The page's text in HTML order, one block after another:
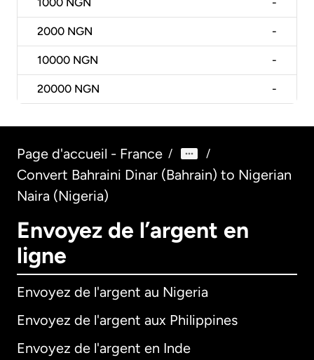
1000 NGN -
2000 NGN -
10000 NGN -
20000 NGN -
Page d'accueil - France / /
Convert Bahraini Dinar (Bahrain) to Nigerian
Naira (Nigeria)
Envoyez de l’argent en
ligne
Envoyez de l'argent au Nigeria
Envoyez de l'argent aux Philippines
Envoyez de l'argent en Inde